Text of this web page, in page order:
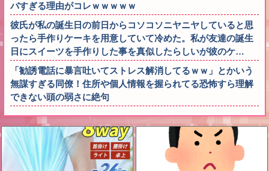
バすぎる理由がコレｗｗｗｗｗ
彼氏が私の誕生日の前日からコソコソニヤニヤしていると思
ったら手作りケーキを用意していて冷めた。私が友達の誕生
日にスイーツを手作りした事を真似したらしいが彼のケ…
「勧誘電話に暴言吐いてストレス解消してるｗｗ」とかいう
無謀すぎる同僚！住所や個人情報を握られてる恐怖すら理解
できない頭の弱さに絶句